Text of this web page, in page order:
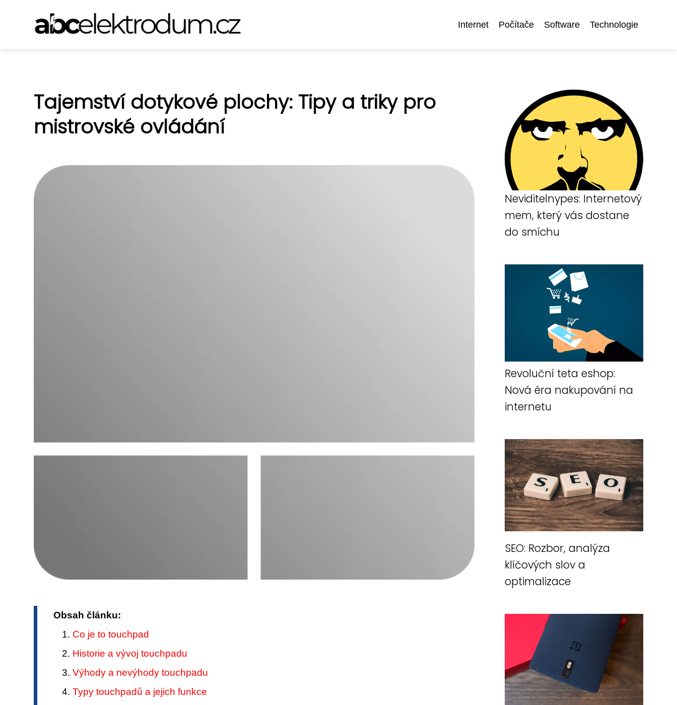
Internet Počítače Software Technologie
Tajemství dotykové plochy: Tipy a triky pro
mistrovské ovládání
Obsah článku:
Co je to touchpad
Historie a vývoj touchpadu
Výhody a nevýhody touchpadu
Typy touchpadů a jejich funkce
Neviditelnypes: Internetový
mem, který vás dostane
do smíchu
Revoluční teta eshop:
Nová éra nakupování na
internetu
SEO: Rozbor, analýza
klíčových slov a
optimalizace